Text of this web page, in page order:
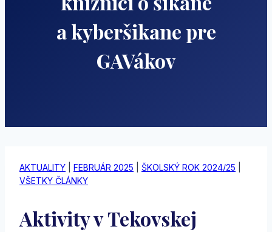
a kyberšikane pre
GAVákov
AKTUALITY FEBRUÁR 2025 ŠKOLSKÝ ROK 2024/25
VŠETKY ČLÁNKY
Aktivity v Tekovskej